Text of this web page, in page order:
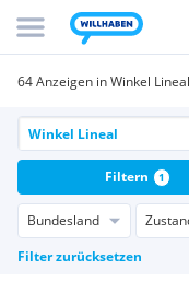
64 Anzeigen in Winkel Lineal
Bundesland
Filter zurücksetzen
Filtern 1